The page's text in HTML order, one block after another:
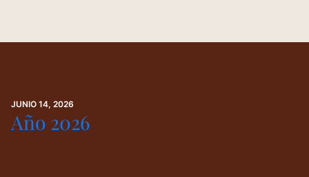
JUNIO 14, 2026
Año 2026